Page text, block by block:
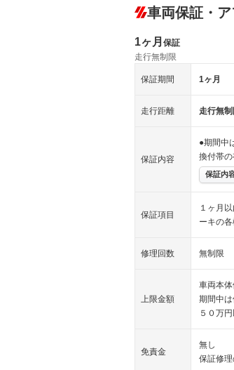
車両保証・
1ヶ月 保証
走行無制限
保証期間 1ヶ月
走行距離 走行無
保証内容
●期間中
換付帯
保証内
保証項目
１ヶ月
ーキの
修理回数 無制限
上限金額
車両本
期間中
５０万
免責金
無し
保証修